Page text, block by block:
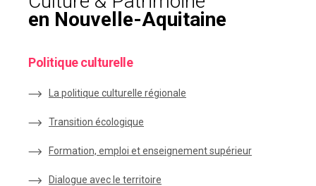
en Nouvelle-Aquitaine
Politique culturelle
La politique culturelle régionale
Transition écologique
Formation, emploi et enseignement supérieur
Dialogue avec le territoire